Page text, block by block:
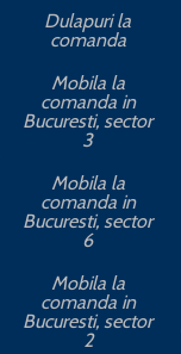
Dulapuri la
comanda
Mobila la
comanda in
Bucuresti, sector
3
Mobila la
comanda in
Bucuresti, sector
6
Mobila la
comanda in
Bucuresti, sector
2